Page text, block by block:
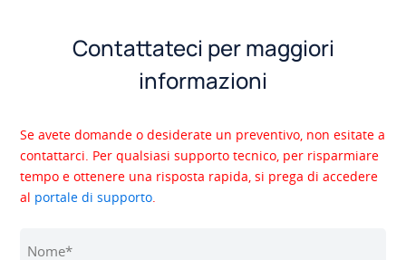
Contattateci per maggiori
informazioni
Se avete domande o desiderate un preventivo, non esitate a
contattarci. Per qualsiasi supporto tecnico, per risparmiare
tempo e ottenere una risposta rapida, si prega di accedere
al portale di supporto